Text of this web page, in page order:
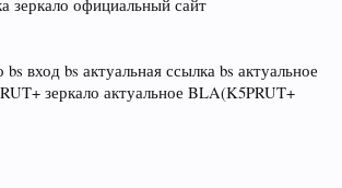
зеркало официальный сайт
bs вход bs актуальная ссылка bs актуальное
зеркало актуальное BLA(K5PRUT+